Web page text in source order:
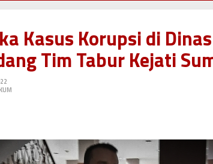
Kasus Korupsi di
Tim Tabur Kejati